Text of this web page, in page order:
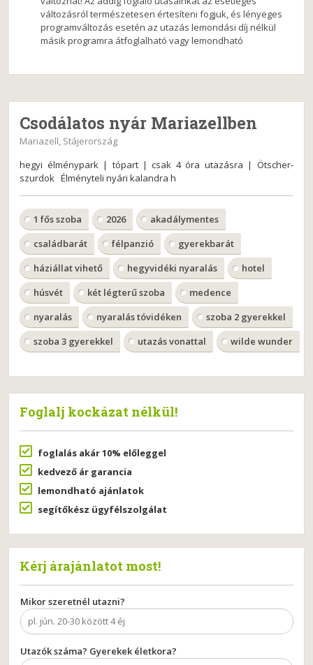
változásról természetesen értesíteni fogjuk, és lényeges
programváltozás esetén az utazás lemondási díj nélkül
másik programra átfoglalható vagy lemondható
Csodálatos nyár Mariazellben
Mariazell, Stájerország
hegyi élménypark | tópart | csak 4 óra utazásra | Ötscher-
szurdok Élményteli nyári kalandra h
1 fős szoba 2026
akadálymentes
családbarát
félpanzió
gyerekbarát
háziállat vihető
hegyvidéki nyaralás
hotel
húsvét
két légterű szoba
medence
nyaralás
nyaralás tóvidéken
szoba 2 gyerekkel
szoba 3 gyerekkel
utazás vonattal wilde wunder
Foglalj kockázat nélkül!
foglalás akár 10% előleggel
kedvező ár garancia
lemondható ajánlatok
segítőkész ügyfélszolgálat
Kérj árajánlatot most!
Mikor szeretnél utazni?
Utazók száma? Gyerekek életkora?